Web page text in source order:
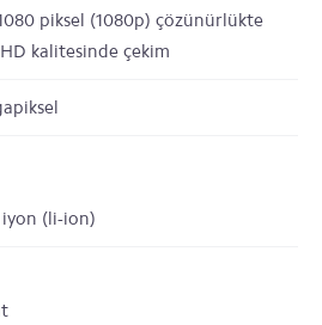
piksel (1080p) çözünürlükte
HD kalitesinde çekim
(li-ion)